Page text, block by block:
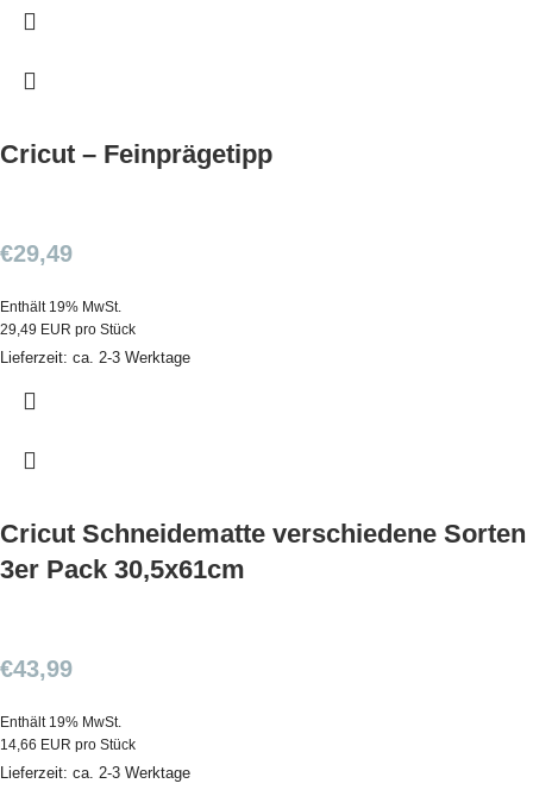
Cricut – Feinprägetipp
€29,49
Enthält 19% MwSt.
29,49 EUR pro Stück
Lieferzeit: ca. 2-3 Werktage
Cricut Schneidematte verschiedene Sorten
3er Pack 30,5x61cm
€43,99
Enthält 19% MwSt.
14,66 EUR pro Stück
Lieferzeit: ca. 2-3 Werktage